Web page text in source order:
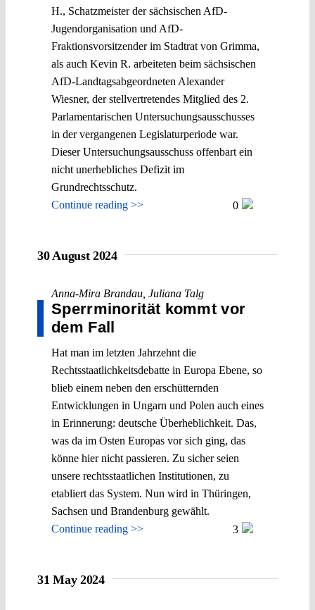
H., Schatzmeister der sächsischen AfD-
Jugendorganisation und AfD-
Fraktionsvorsitzender im Stadtrat von Grimma,
als auch Kevin R. arbeiteten beim sächsischen
AfD-Landtagsabgeordneten Alexander
Wiesner, der stellvertretendes Mitglied des 2.
Parlamentarischen Untersuchungsausschusses
in der vergangenen Legislaturperiode war.
Dieser Untersuchungsausschuss offenbart ein
nicht unerhebliches Defizit im
Grundrechtsschutz.
Continue reading >>
0
30 August 2024
Anna-Mira Brandau Juliana Talg
Sperrminorität kommt vor
dem Fall
Hat man im letzten Jahrzehnt die
Rechtsstaatlichkeitsdebatte in Europa Ebene, so
blieb einem neben den erschütternden
Entwicklungen in Ungarn und Polen auch eines
in Erinnerung: deutsche Überheblichkeit. Das,
was da im Osten Europas vor sich ging, das
könne hier nicht passieren. Zu sicher seien
unsere rechtsstaatlichen Institutionen, zu
etabliert das System. Nun wird in Thüringen,
Sachsen und Brandenburg gewählt.
Continue reading >>
3
31 May 2024